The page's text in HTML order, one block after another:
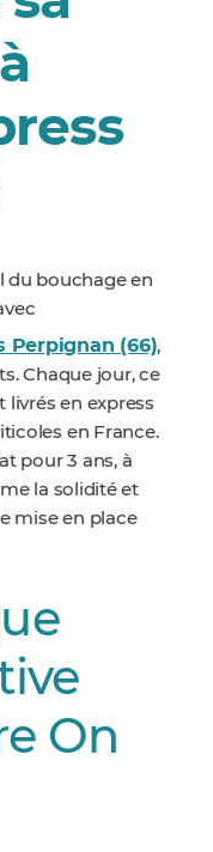
du bouchage en
Perpignan (66),
Chaque jour, ce
en express
en France.
pour 3 ans, à
la solidité et
mise en place
On